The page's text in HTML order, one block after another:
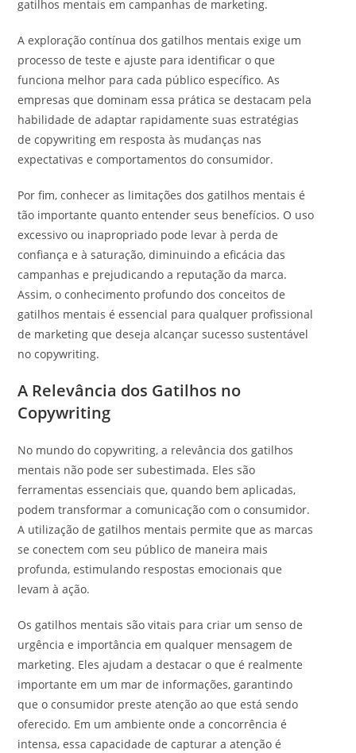
gatilhos mentais em campanhas de marketing.
A exploração contínua dos gatilhos mentais exige um
processo de teste e ajuste para identificar o que
funciona melhor para cada público específico. As
empresas que dominam essa prática se destacam pela
habilidade de adaptar rapidamente suas estratégias
de copywriting em resposta às mudanças nas
expectativas e comportamentos do consumidor.
Por fim, conhecer as limitações dos gatilhos mentais é
tão importante quanto entender seus benefícios. O uso
excessivo ou inapropriado pode levar à perda de
confiança e à saturação, diminuindo a eficácia das
campanhas e prejudicando a reputação da marca.
Assim, o conhecimento profundo dos conceitos de
gatilhos mentais é essencial para qualquer profissional
de marketing que deseja alcançar sucesso sustentável
no copywriting.
A Relevância dos Gatilhos no
Copywriting
No mundo do copywriting, a relevância dos gatilhos
mentais não pode ser subestimada. Eles são
ferramentas essenciais que, quando bem aplicadas,
podem transformar a comunicação com o consumidor.
A utilização de gatilhos mentais permite que as marcas
se conectem com seu público de maneira mais
profunda, estimulando respostas emocionais que
levam à ação.
Os gatilhos mentais são vitais para criar um senso de
urgência e importância em qualquer mensagem de
marketing. Eles ajudam a destacar o que é realmente
importante em um mar de informações, garantindo
que o consumidor preste atenção ao que está sendo
oferecido. Em um ambiente onde a concorrência é
intensa, essa capacidade de capturar a atenção é